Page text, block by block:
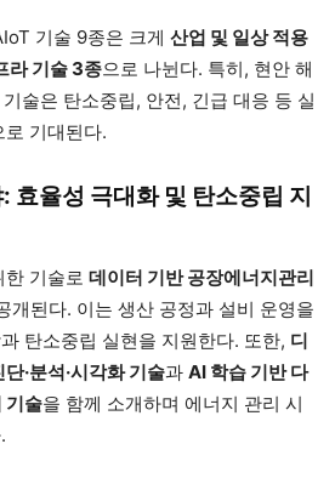
기술 9종은 크게 산업 및 일상 적용
라 기술 3종으로 나뉜다. 특히, 현안 해
술은 탄소중립, 안전, 긴급 대응 등 실
기대된다.
효율성 극대화 및 탄소중립 지
기술로 데이터 기반 공장에너지관리
개된다. 이는 생산 공정과 설비 운영을
탄소중립 실현을 지원한다. 또한, 디
·분석·시각화 기술과 AI 학습 기반 다
기술을 함께 소개하며 에너지 관리 시